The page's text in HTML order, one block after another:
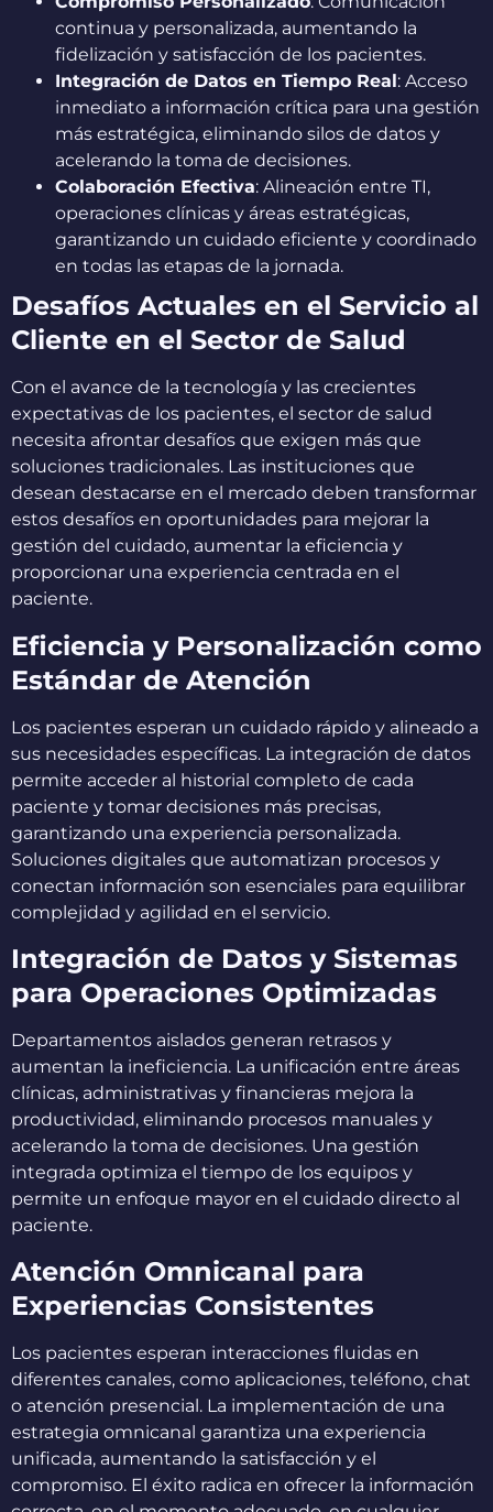
continua y personalizada, aumentando la
fidelización y satisfacción de los pacientes.
Integración de Datos en Tiempo Real: Acceso
inmediato a información crítica para una gestión
más estratégica, eliminando silos de datos y
acelerando la toma de decisiones.
Colaboración Efectiva: Alineación entre TI,
operaciones clínicas y áreas estratégicas,
garantizando un cuidado eficiente y coordinado
en todas las etapas de la jornada.
Desafíos Actuales en el Servicio al
Cliente en el Sector de Salud
Con el avance de la tecnología y las crecientes
expectativas de los pacientes, el sector de salud
necesita afrontar desafíos que exigen más que
soluciones tradicionales. Las instituciones que
desean destacarse en el mercado deben transformar
estos desafíos en oportunidades para mejorar la
gestión del cuidado, aumentar la eficiencia y
proporcionar una experiencia centrada en el
paciente.
Eficiencia y Personalización como
Estándar de Atención
Los pacientes esperan un cuidado rápido y alineado a
sus necesidades específicas. La integración de datos
permite acceder al historial completo de cada
paciente y tomar decisiones más precisas,
garantizando una experiencia personalizada.
Soluciones digitales que automatizan procesos y
conectan información son esenciales para equilibrar
complejidad y agilidad en el servicio.
Integración de Datos y Sistemas
para Operaciones Optimizadas
Departamentos aislados generan retrasos y
aumentan la ineficiencia. La unificación entre áreas
clínicas, administrativas y financieras mejora la
productividad, eliminando procesos manuales y
acelerando la toma de decisiones. Una gestión
integrada optimiza el tiempo de los equipos y
permite un enfoque mayor en el cuidado directo al
paciente.
Atención Omnicanal para
Experiencias Consistentes
Los pacientes esperan interacciones fluidas en
diferentes canales, como aplicaciones, teléfono, chat
o atención presencial. La implementación de una
estrategia omnicanal garantiza una experiencia
unificada, aumentando la satisfacción y el
compromiso. El éxito radica en ofrecer la información